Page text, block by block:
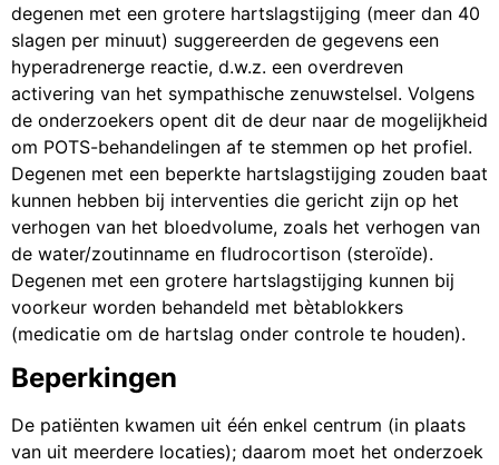
degenen met een grotere hartslagstijging (meer dan 40
slagen per minuut) suggereerden de gegevens een
hyperadrenerge reactie, d.w.z. een overdreven
activering van het sympathische zenuwstelsel. Volgens
de onderzoekers opent dit de deur naar de mogelijkheid
om POTS-behandelingen af te stemmen op het profiel.
Degenen met een beperkte hartslagstijging zouden baat
kunnen hebben bij interventies die gericht zijn op het
verhogen van het bloedvolume, zoals het verhogen van
de water/zoutinname en fludrocortison (steroïde).
Degenen met een grotere hartslagstijging kunnen bij
voorkeur worden behandeld met bètablokkers
(medicatie om de hartslag onder controle te houden).
Beperkingen
De patiënten kwamen uit één enkel centrum (in plaats
van uit meerdere locaties); daarom moet het onderzoek